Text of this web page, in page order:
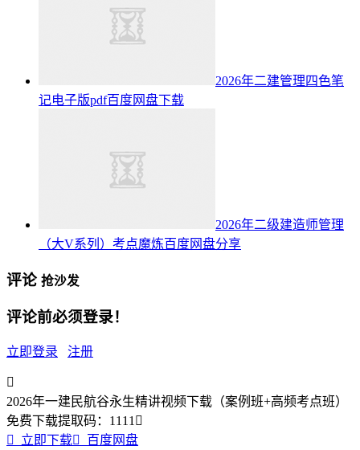
2026年二建管理四色笔
记电子版pdf百度网盘下载
2026年二级建造师管理
（大V系列）考点魔炼百度网盘分享
评论 抢沙发
评论前必须登录！
立即登录 注册

2026年一建民航谷永生精讲视频下载（案例班+高频考点班）
免费下载提取码： 1111 

立即下载 百度网盘